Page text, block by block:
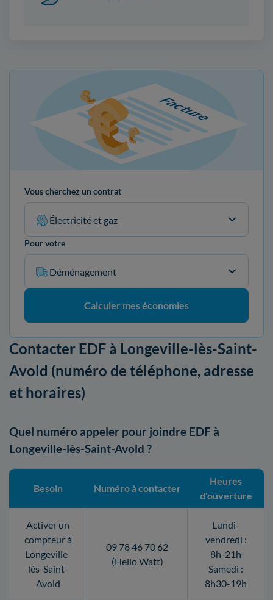
Vous cherchez un contrat
Électricité et gaz
Pour votre
Déménagement
Calculer mes économies
Contacter EDF à Longeville-lès-Saint-
Avold (numéro de téléphone, adresse
et horaires)
Quel numéro appeler pour joindre EDF à
Longeville-lès-Saint-Avold ?
Besoin Numéro à contacter
Heures
d'ouverture
Activer un
compteur à
Longeville-
lès-Saint-
Avold
09 78 46 70 62
(Hello Watt)
Lundi-
vendredi :
8h-21h
Samedi :
8h30-19h